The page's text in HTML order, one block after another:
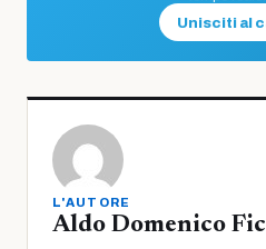
Unisciti al
L'AUTORE
Aldo Domenico